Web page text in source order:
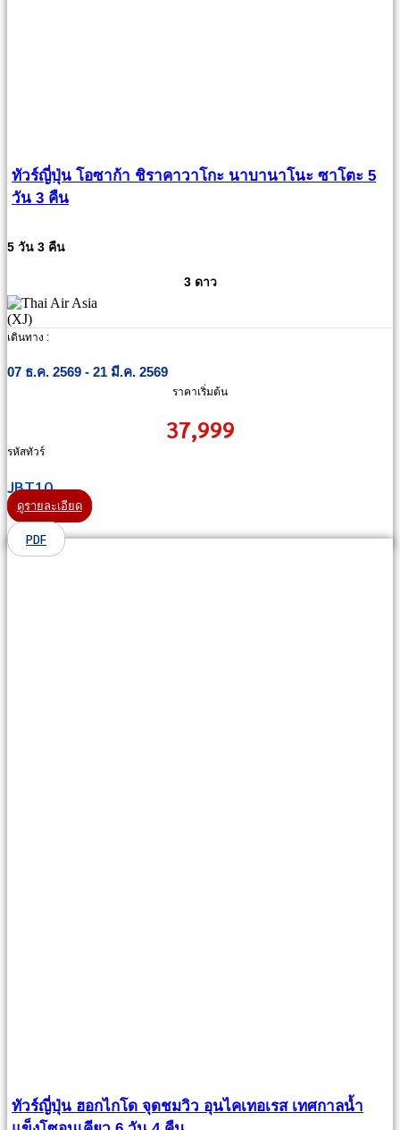
ทัวร์ญี่ปุ่น โอซาก้า ชิราคาวาโกะ นาบานาโนะ ซาโตะ 5
วัน 3 คืน
5 วัน 3 คืน
3 ดาว
เดินทาง :
07 ธ.ค. 2569 - 21 มี.ค. 2569
ราคาเริ่มต้น
37,999
รหัสทัวร์
JBT10
ดูรายละเอียด
PDF
ทัวร์ญี่ปุ่น ฮอกไกโด จุดชมวิว อุนไคเทอเรส เทศกาลน้ำ